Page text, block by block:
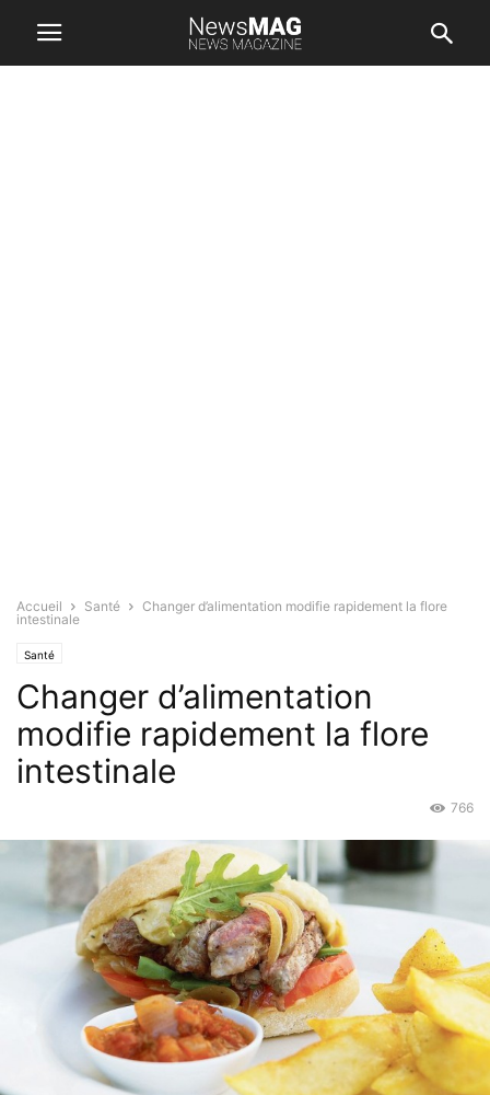
Accueil Santé
Changer d’alimentation modifie rapidement la flore
intestinale
Santé
Changer d’alimentation
modifie rapidement la flore
intestinale
766